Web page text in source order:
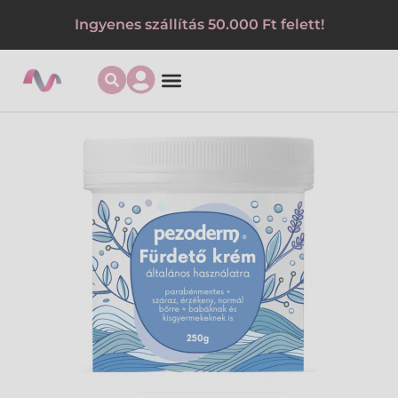
Ingyenes szállítás 50.000 Ft felett!